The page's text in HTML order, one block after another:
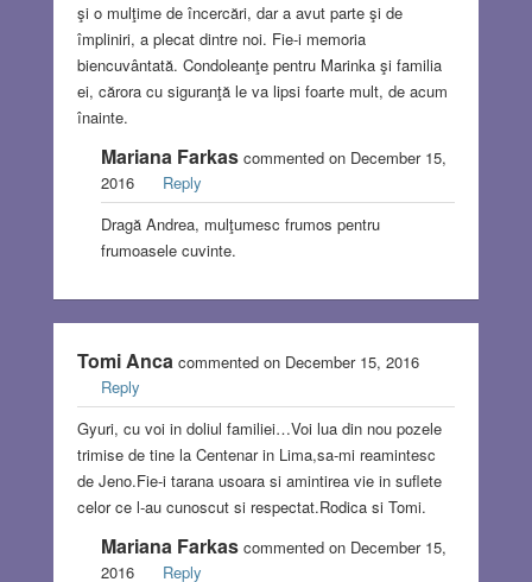
şi o mulţime de încercări, dar a avut parte şi de
împliniri, a plecat dintre noi. Fie-i memoria
biencuvântată. Condoleanţe pentru Marinka şi familia
ei, cărora cu siguranţă le va lipsi foarte mult, de acum
înainte.
Mariana Farkascommented on December 15,
2016
Reply
Dragă Andrea, mulţumesc frumos pentru
frumoasele cuvinte.
Tomi Ancacommented on December 15, 2016
Reply
Gyuri, cu voi in doliul familiei…Voi lua din nou pozele
trimise de tine la Centenar in Lima,sa-mi reamintesc
de Jeno.Fie-i tarana usoara si amintirea vie in suflete
celor ce l-au cunoscut si respectat.Rodica si Tomi.
Mariana Farkascommented on December 15,
2016
Reply